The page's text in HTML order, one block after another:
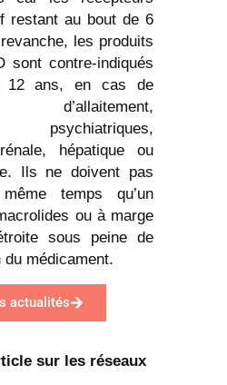
restant au bout de 6
les produits
sont contre-indiqués
12 ans, en cas de
d’allaitement,
psychiatriques,
hépatique ou
Ils ne doivent pas
temps qu’un
ou à marge
sous peine de
du médicament.
actualités
sur les réseaux